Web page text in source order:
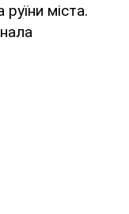
міста.